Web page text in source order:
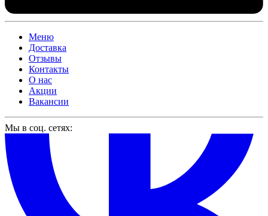
Меню
Доставка
Отзывы
Контакты
О нас
Акции
Вакансии
Мы в соц. сетях: